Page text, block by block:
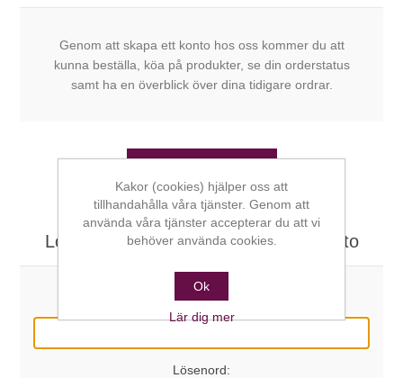
Genom att skapa ett konto hos oss kommer du att
kunna beställa, köa på produkter, se din orderstatus
samt ha en överblick över dina tidigare ordrar.
Logga in här om du redan har ett konto
E-post:
Lösenord:
Kakor (cookies) hjälper oss att
tillhandahålla våra tjänster. Genom att
använda våra tjänster accepterar du att vi
behöver använda cookies.
Ok
Lär dig mer